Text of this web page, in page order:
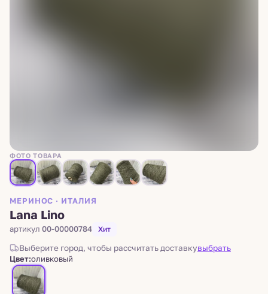
ФОТО ТОВАРА
МЕРИНОС · ИТАЛИЯ
Lana Lino
артикул 00-00000784 Хит
Цвет:оливковый
Выберите город, чтобы рассчитать доставкувыбрать